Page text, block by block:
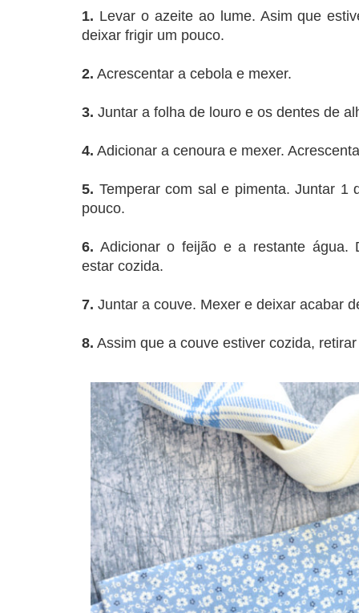
1. Levar o azeite ao lume. Asim que
deixar frigir um pouco.
2. Acrescentar a cebola e mexer.
3. Juntar a folha de louro e os dentes de
4. Adicionar a cenoura e mexer.
5. Temperar com sal e pimenta. Juntar 1
pouco.
6. Adicionar o feijão e a restante água.
estar cozida.
7. Juntar a couve. Mexer e deixar acabar
8. Assim que a couve estiver cozida,